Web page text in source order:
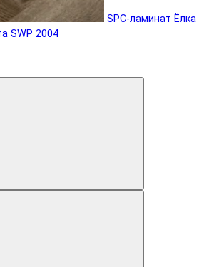
SPC-ламинат Ëлка
SWP 2004